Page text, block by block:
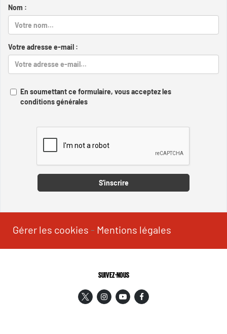
Nom :
Votre adresse e-mail :
En soumettant ce formulaire, vous acceptez les
conditions générales
S'inscrire
Gérer les cookies - Mentions légales
SUIVEZ-NOUS